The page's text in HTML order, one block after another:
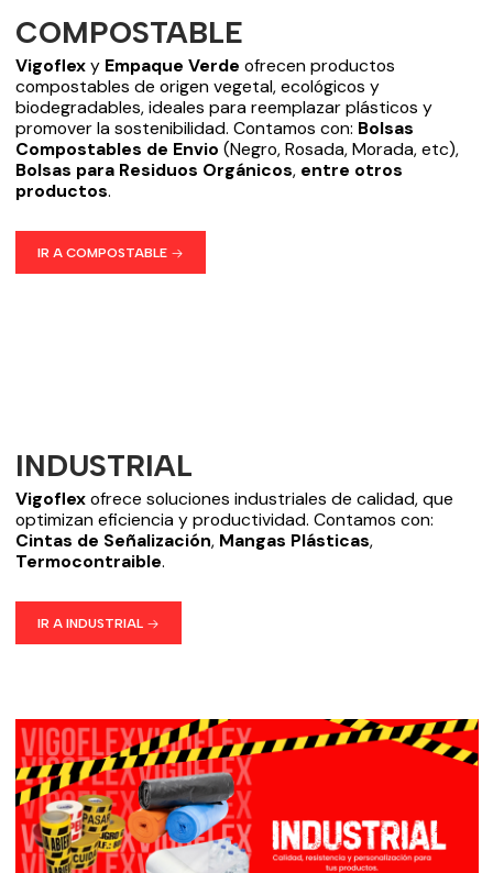
COMPOSTABLE
Vigoflexy Empaque Verde ofrecen productos
compostables de origen vegetal, ecológicos y
biodegradables, ideales para reemplazar plásticos y
promover la sostenibilidad. Contamos con: Bolsas
Compostables de Envio (Negro, Rosada, Morada, etc),
Bolsas para Residuos Orgánicos, entre otros
productos.
IR A COMPOSTABLE
INDUSTRIAL
Vigoflexofrece soluciones industriales de calidad, que
optimizan eficiencia y productividad. Contamos con:
Cintas de Señalización, Mangas Plásticas,
Termocontraible.
IR A INDUSTRIAL